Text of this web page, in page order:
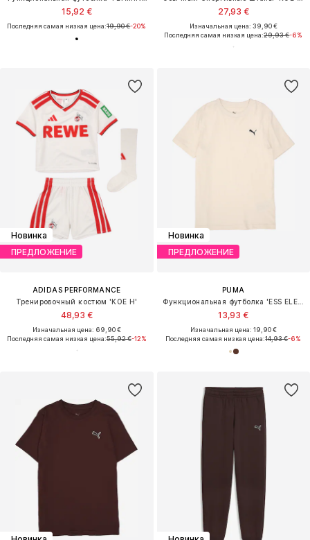
15,92 €
Последняя самая низкая цена:19,90 €-20%
27,93 €
Изначальная цена: 39,90 €
Последняя самая низкая цена:29,93 €-6%
Новинка
ПРЕДЛОЖЕНИЕ
ADIDAS PERFORMANCE
Тренировочный костюм 'KOE H'
48,93 €
Изначальная цена: 69,90 €
Последняя самая низкая цена:55,92 €-12%
Новинка
ПРЕДЛОЖЕНИЕ
PUMA
13,93 €
Изначальная цена: 19,90 €
Последняя самая низкая цена:14,93 €-6%